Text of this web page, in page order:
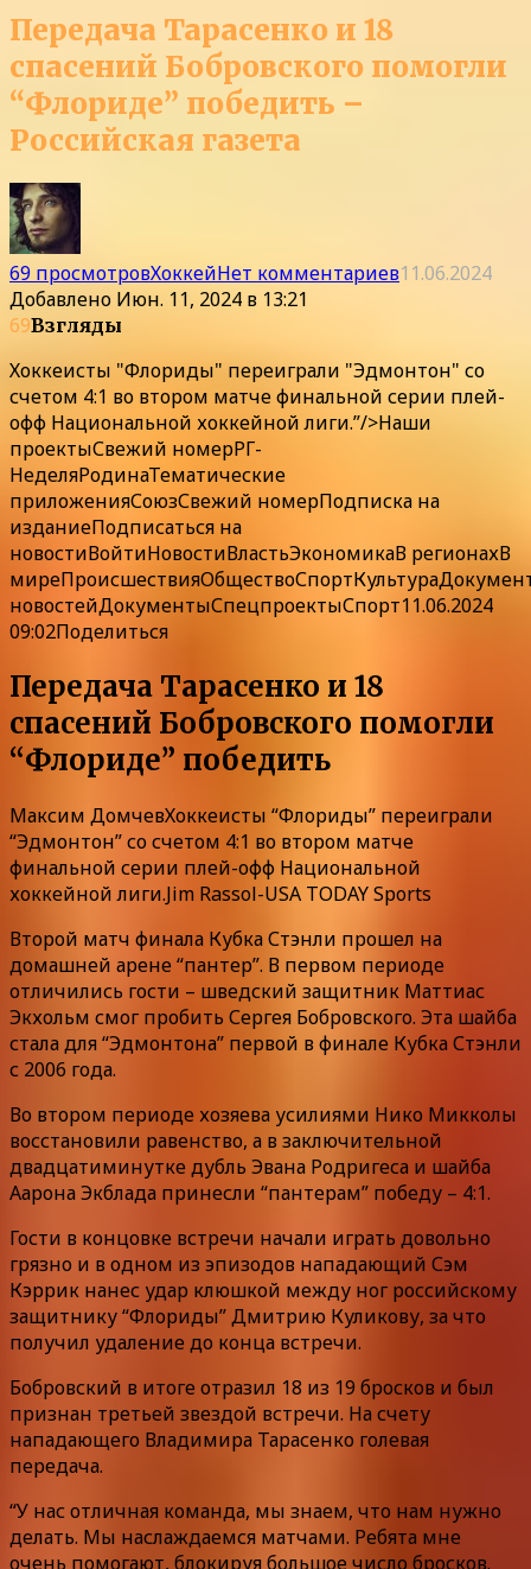
Передача Тарасенко и 18
спасений Бобровского помогли
“Флориде” победить –
Российская газета
69 просмотровХоккейНет комментариев11.06.2024
Добавлено Июн. 11, 2024 в 13:21
69Взгляды
Хоккеисты "Флориды" переиграли "Эдмонтон" со
счетом 4:1 во втором матче финальной серии плей-
офф Национальной хоккейной лиги.”/>Наши
проектыСвежий номерРГ-
НеделяРодинаТематические
приложенияСоюзСвежий номерПодписка на
изданиеПодписаться на
новостиВойтиНовостиВластьЭкономикаВ регионахВ
миреПроисшествияОбществоСпортКультура
новостейДокументыСпецпроектыСпорт11.06.2024
09:02Поделиться
Передача Тарасенко и 18
спасений Бобровского помогли
“Флориде” победить
Максим ДомчевХоккеисты “Флориды” переиграли
“Эдмонтон” со счетом 4:1 во втором матче
финальной серии плей-офф Национальной
хоккейной лиги.Jim Rassol-USA TODAY Sports
Второй матч финала Кубка Стэнли прошел на
домашней арене “пантер”. В первом периоде
отличились гости – шведский защитник Маттиас
Экхольм смог пробить Сергея Бобровского. Эта шайба
стала для “Эдмонтона” первой в финале Кубка Стэнли
с 2006 года.
Во втором периоде хозяева усилиями Нико Микколы
восстановили равенство, а в заключительной
двадцатиминутке дубль Эвана Родригеса и шайба
Аарона Экблада принесли “пантерам” победу – 4:1.
Гости в концовке встречи начали играть довольно
грязно и в одном из эпизодов нападающий Сэм
Кэррик нанес удар клюшкой между ног российскому
защитнику “Флориды” Дмитрию Куликову, за что
получил удаление до конца встречи.
Бобровский в итоге отразил 18 из 19 бросков и был
признан третьей звездой встречи. На счету
нападающего Владимира Тарасенко голевая
передача.
“У нас отличная команда, мы знаем, что нам нужно
делать. Мы наслаждаемся матчами. Ребята мне
очень помогают, блокируя большое число бросков.